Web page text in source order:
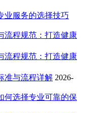
业服务的选择技巧
流程规范：打造健康
流程规范：打造健康
准与流程详解 2026-
何选择专业可靠的保